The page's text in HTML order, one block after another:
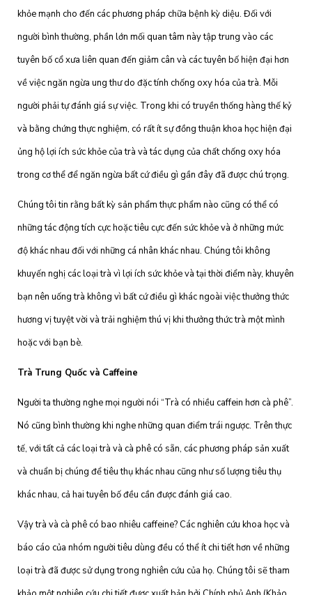
khỏe mạnh cho đến các phương pháp chữa bệnh kỳ diệu. Đối với
người bình thường, phần lớn mối quan tâm này tập trung vào các
tuyên bố cổ xưa liên quan đến giảm cân và các tuyên bố hiện đại hơn
về việc ngăn ngừa ung thư do đặc tính chống oxy hóa của trà. Mỗi
người phải tự đánh giá sự việc. Trong khi có truyền thống hàng thế kỷ
và bằng chứng thực nghiệm, có rất ít sự đồng thuận khoa học hiện đại
ủng hộ lợi ích sức khỏe của trà và tác dụng của chất chống oxy hóa
trong cơ thể để ngăn ngừa bất cứ điều gì gần đây đã được chú trọng.
Chúng tôi tin rằng bất kỳ sản phẩm thực phẩm nào cũng có thể có
những tác động tích cực hoặc tiêu cực đến sức khỏe và ở những mức
độ khác nhau đối với những cá nhân khác nhau. Chúng tôi không
khuyến nghị các loại trà vì lợi ích sức khỏe và tại thời điểm này, khuyên
bạn nên uống trà không vì bất cứ điều gì khác ngoài việc thưởng thức
hương vị tuyệt vời và trải nghiệm thú vị khi thưởng thức trà một mình
hoặc với bạn bè.
Trà Trung Quốc và Caffeine
Người ta thường nghe mọi người nói “Trà có nhiều caffein hơn cà phê”.
Nó cũng bình thường khi nghe những quan điểm trái ngược. Trên thực
tế, với tất cả các loại trà và cà phê có sẵn, các phương pháp sản xuất
và chuẩn bị chúng để tiêu thụ khác nhau cũng như số lượng tiêu thụ
khác nhau, cả hai tuyên bố đều cần được đánh giá cao.
Vậy trà và cà phê có bao nhiêu caffeine? Các nghiên cứu khoa học và
báo cáo của nhóm người tiêu dùng đều có thể ít chi tiết hơn về những
loại trà đã được sử dụng trong nghiên cứu của họ. Chúng tôi sẽ tham